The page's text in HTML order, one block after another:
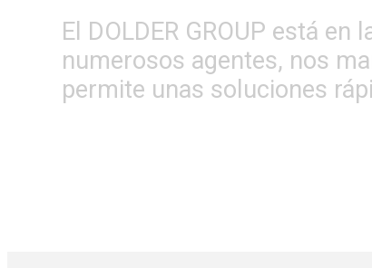
El DOLDER GROUP está
numerosos agentes, nos
permite unas soluciones